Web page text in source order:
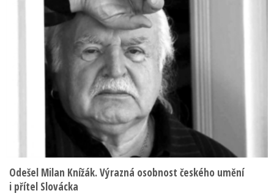
Odešel Milan Knížák. Výrazná osobnost českého umění
i přítel Slovácka